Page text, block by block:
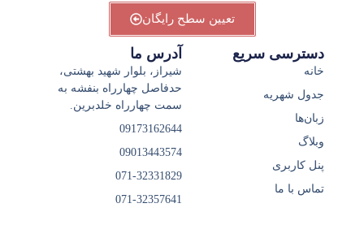
تعیین سطح رایگان
دسترسی سریع
خانه
جدول شهریه
زبان‌ها
وبلاگ
پنل کاربری
تماس با ما
آدرس ما
شیراز، بلوار شهید بهشتی،
حدفاصل چهارراه بنفشه به
سمت چهارراه خلدبرین.
09173162644
09013443574
071-32331829
071-32357641